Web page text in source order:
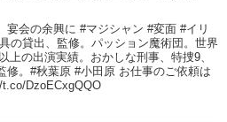
宴会の余興に #マジシャン #変面 #イリ
の貸出、監修。パッション魔術団。世界
上の出演実績。おかしな刑事、特捜9、
修。#秋葉原 #小田原 お仕事のご依頼は
t.co/DzoECxgQQO